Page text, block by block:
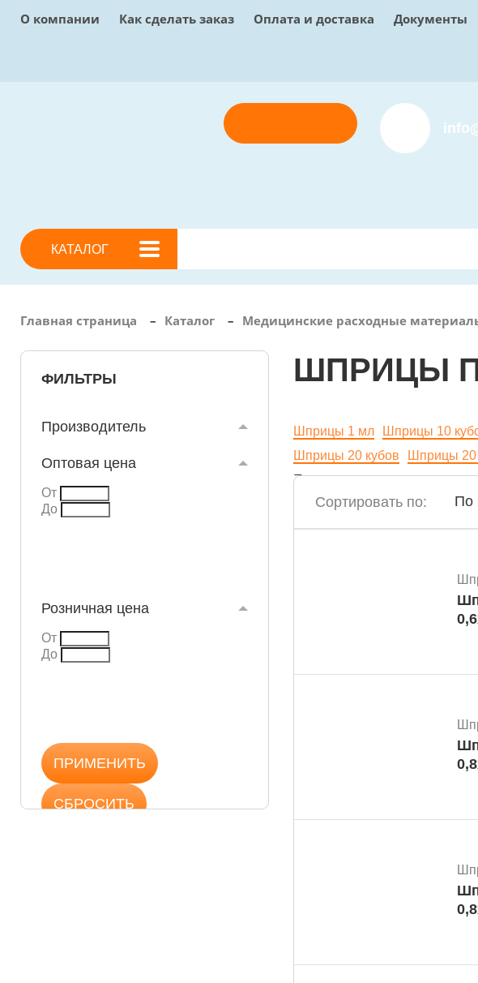
О компании Как сделать заказ Оплата и доставка Документы
КАТАЛОГ
Главная страница – Каталог – Медицинские расходные
ФИЛЬТРЫ
Производитель
Оптовая цена
От
До
Розничная цена
От
До
ШПРИЦЫ
Шприцы 1 мл Шприцы 10
Шприцы 20 кубов
Шприцы
Показать все
Сортировать по: По
Шприц
Шприц